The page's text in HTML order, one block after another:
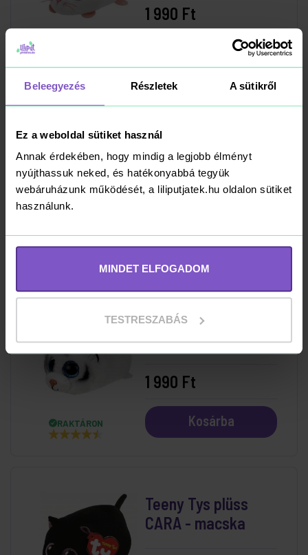
Beleegyezés Részletek A sütikről
Ez a weboldal sütiket használ
Annak érdekében, hogy mindig a legjobb élményt
nyújthassuk neked, és hatékonyabbá tegyük
webáruházunk működését, a liliputjatek.hu oldalon sütiket
használunk.
MINDET ELFOGADOM
TESTRESZABÁS
1 990 Ft
Kosárba
RAKTÁRON
Teeny Tys plüss
DANGLER - lajhár
1 990 Ft
Kosárba
RAKTÁRON
Teeny Tys plüss
Tundra - Fehér
tigris
1 990 Ft
Kosárba
Teeny Tys plüss
CARA - macska